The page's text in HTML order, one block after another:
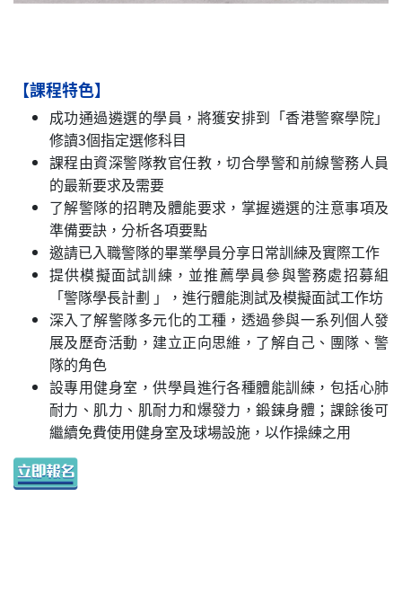
【課程特色】
成功通過遴選的學員，將獲安排到「香港警察學院」
修讀3個指定選修科目
課程由資深警隊教官任教，切合學警和前線警務人員
的最新要求及需要
了解警隊的招聘及體能要求，掌握遴選的注意事項及
準備要訣，分析各項要點
邀請已入職警隊的畢業學員分享日常訓練及實際工作
提供模擬面試訓練，並推薦學員參與警務處招募組
「警隊學長計劃 」，進行體能測試及模擬面試工作坊
深入了解警隊多元化的工種，透過參與一系列個人發
展及歷奇活動，建立正向思維，了解自己、團隊、警
隊的角色
設專用健身室，供學員進行各種體能訓練，包括心肺
耐力、肌力、肌耐力和爆發力，鍛鍊身體；課餘後可
繼續免費使用健身室及球場設施，以作操練之用